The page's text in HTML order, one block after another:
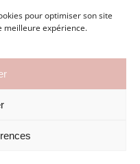
pour optimiser son site
meilleure expérience.
Galerie
de confidentialité